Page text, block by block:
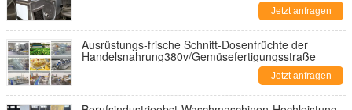
Jetzt anfragen
Ausrüstungs-frische Schnitt-Dosenfrüchte der
Handelsnahrung380v/Gemüsefertigungsstraße
Jetzt anfragen